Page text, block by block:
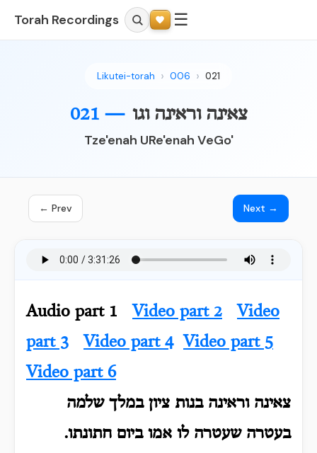
Torah Recordings ☰
Likutei-torah 006 021
021 — צאינה וראינה וגו
Tze'enah URe'enah VeGo'
← Prev Next →
Audio part 1 Video part 2
Video
part 3
Video part 4
Video part 5
Video part 6
צאינה וראינה בנות ציון במלך שלמה
בעטרה שעטרה לו אמו ביום חתונתו.